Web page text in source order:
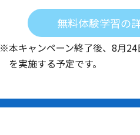
無料体験学習の
※本キャンペーン終了後、 8月24
を実施する予定です。